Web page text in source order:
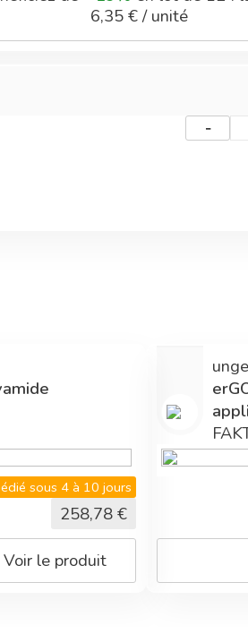
séquestrant, acide acétique
99% du total des ingrédients
à l'arrêté du 08/09/1999
6,35 € / unité
-
des sols
Wunder
Expédié sous 4 à 10 jours
343,33
Voir le produit